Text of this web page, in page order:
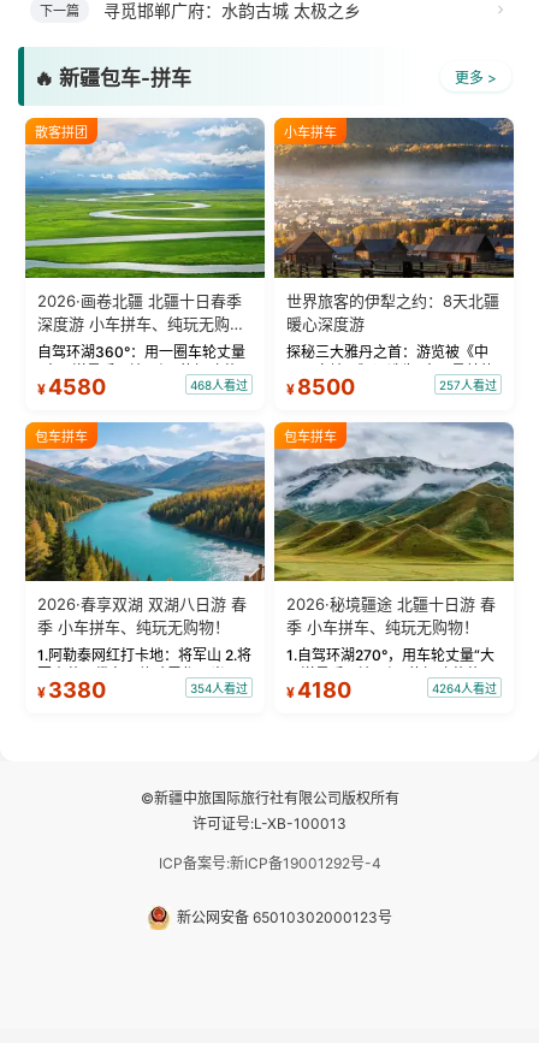
下一篇 寻觅邯郸广府：水韵古城 太极之乡
🔥 新疆包车-拼车 更多 >
散客拼团
2026·画卷北疆 北疆十日春季
深度游 小车拼车、纯玩无购
物！
自驾环湖360°：用一圈车轮丈量
“大西洋最后一滴眼泪”的极致蔚
蓝。 赛湖旅拍：甄选多款风格服
绝美瞬间。 赛湖坦克300跟车视
频：专业摄影师...
¥4580 468人看过
小车拼车
世界旅客的伊犁之约：8天北疆
暖心深度游
探秘三大雅丹之首：游览被《中
国国家地理》评选为“中国最美的
三大雅丹”第一名的克拉玛依魔鬼
瓦人最大村落——禾木村，欣赏
晨雾与小木...
¥ 8500 257人看过
包车拼车
2026·春享双湖 双湖八日游 春
季 小车拼车、纯玩无购物！
1.阿勒泰网红打卡地：将军山 2.将
军山落日缆车，体验雪都风光 3.
将军山，夕阳派对，蹦迪party 4.
¥ 3380 354人看过
包车拼车
2026·秘境疆途 北疆十日游 春
季 小车拼车、纯玩无购物！
1.自驾环湖270°，用车轮丈量“大
西洋最后一滴眼泪”的极致蔚蓝，
让雪山、花海与深邃湖水在转弯
¥4180 4264人看过
©新疆中旅国际旅行社有限公司版权所有
许可证号:L-XB-100013
ICP备案号:新ICP备19001292号-4
新公网安备 65010302000123号